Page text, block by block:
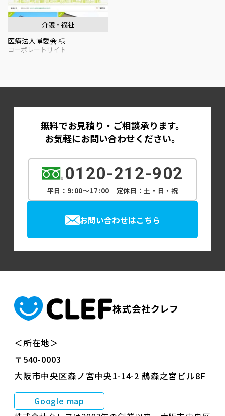
介護・福祉
医療法人博愛会 様
コーポレートサイト
無料でお見積り・ご相談承ります。
お気軽にお問い合わせください。
0120-212-902
平日：9:00～17:00 定休日：土・日・祝
お問い合わせはこちら
株式会社クレフ
＜所在地＞
〒540-0003
大阪市中央区森ノ宮中央1-14-2 鵲森之宮ビル8F
Google map